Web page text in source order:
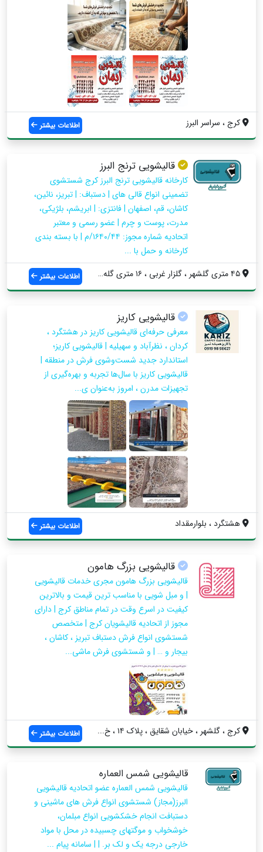
کرج ، سراسر البرز اطلاعات بیشتر
قالیشویی ترنج البرز
کارخانه قالیشویی ترنج البرز کرج شستشوی
تضمینی انواع قالی های | دستباف: | تبریز، نائین،
کاشان، قم، اصفهان | فانتزی: | ابریشم، بلژیکی،
مدرت، پوست و چرم | عضو رسمی و معتبر
اتحادیه شماره مجوز: ۱۶۴۰/۴۴/م | با بسته بندی
کارخانه و حمل با ...
اطلاعات بیشتر
قالیشویی کاریز
معرفی حرفه‌ای قالیشویی کاریز در هشتگرد ،
کردان ، نظرآباد و سهیلیه | قالیشویی کاریز؛
استاندارد جدید شست‌وشوی فرش در منطقه |
قالیشویی کاریز با سال‌ها تجربه و بهره‌گیری از
تجهیزات مدرن ، امروز به‌عنوان ی...
هشتگرد ، بلوارمقداد اطلاعات بیشتر
قالیشویی بزرگ هامون
قالیشویی بزرگ هامون مجری خدمات قالیشویی
| و مبل شویی با مناسب ترین قیمت و بالاترین
کیفیت در اسرع وقت در تمام مناطق کرج | دارای
مجوز از اتحادیه قالیشویان کرج | متخصص
شستشوی انواع فرش دستباف تبریز ، کاشان ،
بیجار و … | و شستشوی فرش ماشی...
کرج ، گلشهر ، خیابان شقایق ، پلاک ۱۴ ، خ... اطلاعات بیشتر
قالیشویی شمس العماره
قالیشویی شمس العماره عضو اتحادیه قالیشویی
البرز(مجاز) شستشوی انواع فرش های ماشینی و
دستبافت انجام خشکشویی انواع مبلمان،
خوشخواب و موگتهای چسبیده در محل با مواد
خارجی درجه یک و لک بر. | | سامانه پیام ...